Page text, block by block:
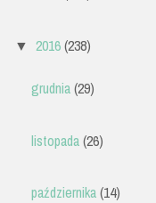
▼ 2016(238)
grudnia(29)
listopada(26)
października(14)